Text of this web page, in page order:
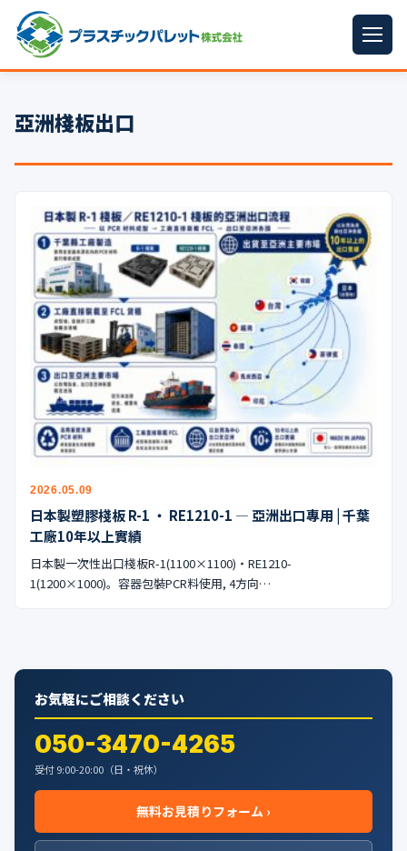
パレットサイズ
プラパレット ▼
コンテナ
中古パレット
再生原料
梱包資材
イラン情勢まとめ
公式ブログ
会社案内
🇺🇸 🇰🇷🇹🇼🇻🇳
亞洲棧板出口
2026.05.09
日本製塑膠棧板 R-1 ・ RE1210-1 — 亞洲出口專用 | 千葉
工廠10年以上實績
日本製一次性出口棧板R-1(1100×1100)・RE1210-
1(1200×1000)。容器包裝PCR料使用, 4方向…
お気軽にご相談ください
050-3470-4265
受付 9:00-20:00（日・祝休）
無料お見積りフォーム ›